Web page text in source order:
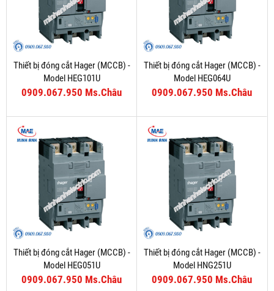
Thiết bị đóng cắt Hager (MCCB) -
Model HEG101U
0909.067.950 Ms.Châu
Thiết bị đóng cắt Hager (MCCB) -
Model HEG064U
0909.067.950 Ms.Châu
Thiết bị đóng cắt Hager (MCCB) -
Model HEG051U
0909.067.950 Ms.Châu
Thiết bị đóng cắt Hager (MCCB) -
Model HNG251U
0909.067.950 Ms.Châu